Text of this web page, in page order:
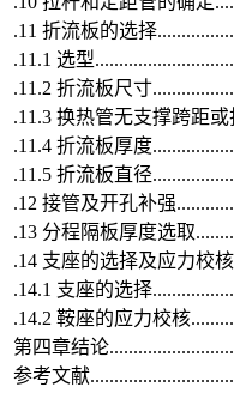
.11 折流板的选择
.11.1 选型
.11.2 折流板尺寸
.11.3 换热管无支撑跨距或
.11.4 折流板厚度
.11.5 折流板直径
.12 接管及开孔补强
.13 分程隔板厚度选取
.14 支座的选择及应力校核
.14.1 支座的选择
.14.2 鞍座的应力校核
第四章结论
参考文献